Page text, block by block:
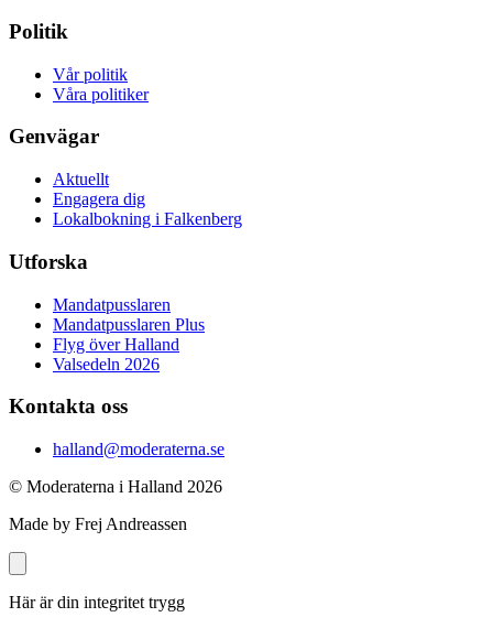
Politik
Vår politik
Våra politiker
Genvägar
Aktuellt
Engagera dig
Lokalbokning i Falkenberg
Utforska
Mandatpusslaren
Mandatpusslaren Plus
Flyg över Halland
Valsedeln 2026
Kontakta oss
halland@moderaterna.se
© Moderaterna i Halland 2026
Made by Frej Andreassen
Här är din integritet trygg